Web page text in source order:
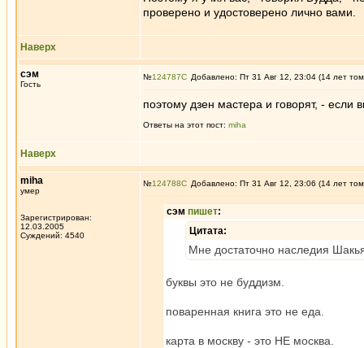
проверено и удостоверено лично вами.
Наверх
сэм
Гость
№124787 Добавлено: Пт 31 Авг 12, 23:04 (14 лет
поэтому дзен мастера и говорят, - если
Ответы на этот пост: miha
Наверх
miha
умер
Зарегистрирован:
12.03.2005
Суждений: 4540
№124788 Добавлено: Пт 31 Авг 12, 23:06 (14 лет
сэм пишет:
Цитата:
Мне достаточно наследия
буквы это не буддизм.
поваренная книга это не еда.
карта в москву - это НЕ москва.